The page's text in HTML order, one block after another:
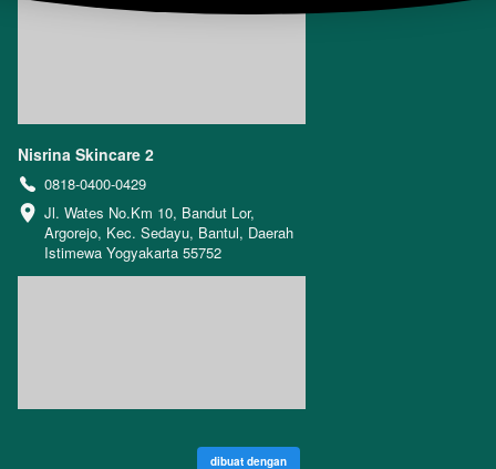
Nisrina Skincare 2
0818-0400-0429
Jl. Wates No.Km 10, Bandut Lor,
Argorejo, Kec. Sedayu, Bantul, Daerah
Istimewa Yogyakarta 55752
dibuat dengan